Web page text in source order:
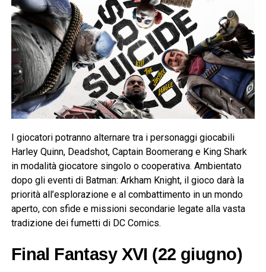
I giocatori potranno alternare tra i personaggi giocabili
Harley Quinn, Deadshot, Captain Boomerang e King Shark
in modalità giocatore singolo o cooperativa. Ambientato
dopo gli eventi di Batman: Arkham Knight, il gioco darà la
priorità all’esplorazione e al combattimento in un mondo
aperto, con sfide e missioni secondarie legate alla vasta
tradizione dei fumetti di DC Comics.
Final Fantasy XVI (22 giugno)